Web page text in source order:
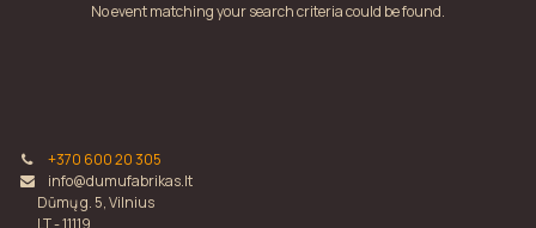
No event matching your search criteria could be found.
+370 600 20 305
info@dumufabrikas.lt
Dūmų g. 5, Vilnius
LT - 11119